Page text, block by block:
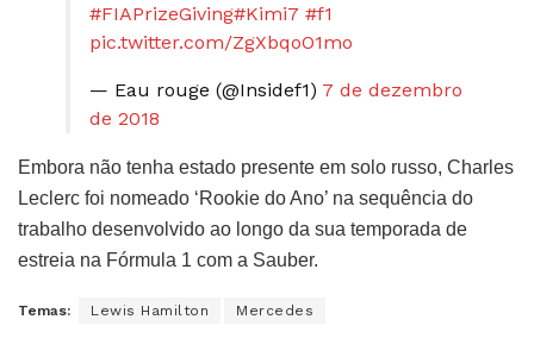
#FIAPrizeGiving#Kimi7 #f1
pic.twitter.com/ZgXbqoO1mo
— Eau rouge (@Insidef1) 7 de dezembro
de 2018
Embora não tenha estado presente em solo russo, Charles
Leclerc foi nomeado ‘Rookie do Ano’ na sequência do
trabalho desenvolvido ao longo da sua temporada de
estreia na Fórmula 1 com a Sauber.
Temas: Lewis Hamilton Mercedes